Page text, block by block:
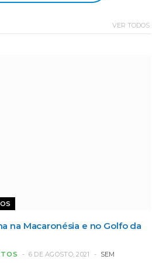
VER TODOS
na Macaronésia e no Golfo da
6 DE AGOSTO, 2021
SEM